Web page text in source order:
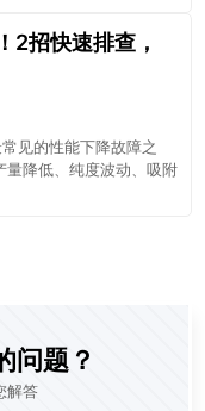
2招快速排查，
见的性能下降故障之
量降低、纯度波动、吸附
问题？
解答